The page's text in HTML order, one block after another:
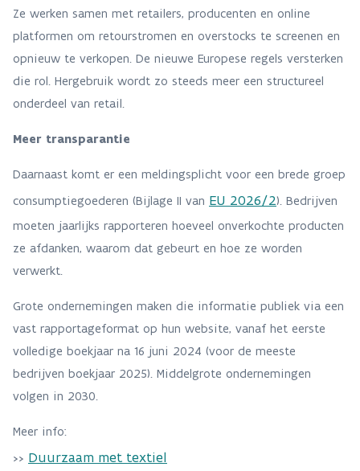
Ze werken samen met retailers, producenten en online
platformen om retourstromen en overstocks te screenen en
opnieuw te verkopen. De nieuwe Europese regels versterken
die rol. Hergebruik wordt zo steeds meer een structureel
onderdeel van retail.
Meer transparantie
Daarnaast komt er een meldingsplicht voor een brede groep
consumptiegoederen (Bijlage II van EU 2026/2). Bedrijven
moeten jaarlijks rapporteren hoeveel onverkochte producten
ze afdanken, waarom dat gebeurt en hoe ze worden
verwerkt.
Grote ondernemingen maken die informatie publiek via een
vast rapportageformat op hun website, vanaf het eerste
volledige boekjaar na 16 juni 2024 (voor de meeste
bedrijven boekjaar 2025). Middelgrote ondernemingen
volgen in 2030.
Meer info:
>> Duurzaam met textiel